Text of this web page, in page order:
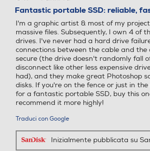
5
stelle.
Fantastic portable SSD: reliable,
I'm a graphic artist & most of my
massive files. Subsequently, I own 4 of
drives. I've never had a hard drive
connections between the cable and the
secure (the drive doesn't randomly fall
disconnect like other less expensive
had), and they make great Photoshop
disks. If you're on the fence or just in
for a fantastic portable SSD, buy this
recommend it more highly!
Traduci con Google
Inizialmente pubblicata su